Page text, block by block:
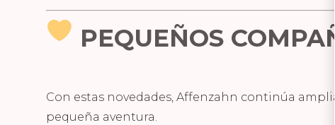
PEQUEÑOS
Con estas novedades, Affenzahn continúa
pequeña aventura.